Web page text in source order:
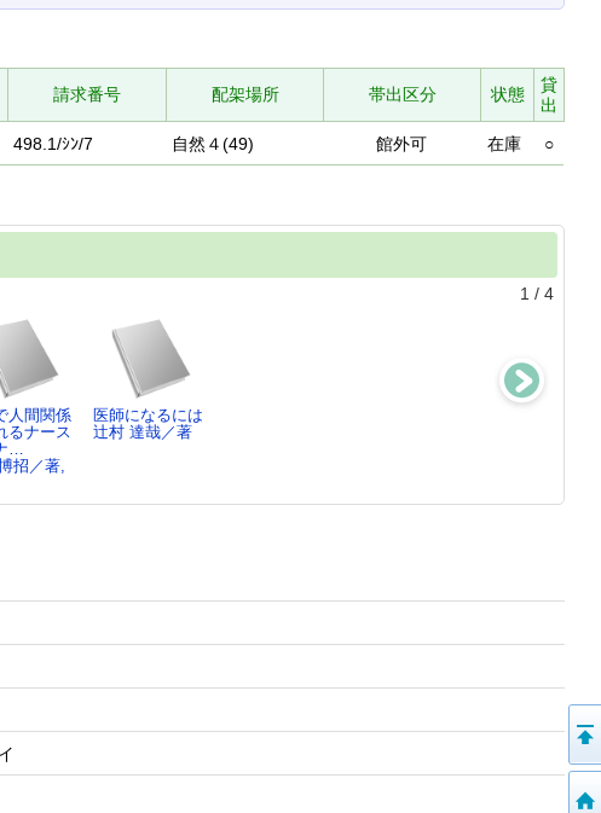
請求番号 配架場所 帯出区分 状態
貸
出
498.1/ｼﾝ/7 自然４(49) 館外可 在庫 ○
1 / 4
人間関係
るナース
…
招／著,
医師になるには
辻村 達哉／著